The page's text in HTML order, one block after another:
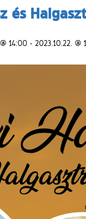
és
14:00- 2023.10.22. @